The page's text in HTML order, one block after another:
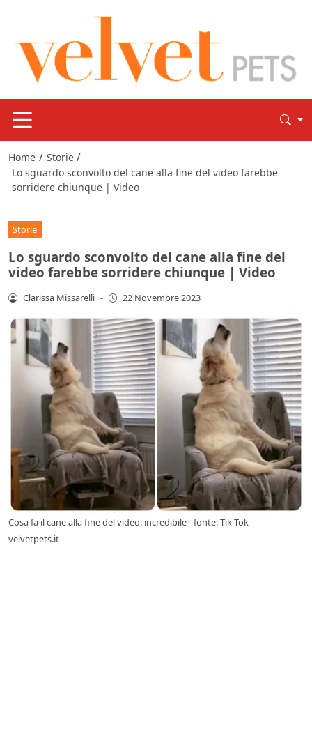
Home / Storie /
Lo sguardo sconvolto del cane alla fine del video farebbe
sorridere chiunque | Video
Storie
Lo sguardo sconvolto del cane alla fine del
video farebbe sorridere chiunque | Video
Clarissa Missarelli - 22 Novembre 2023
Cosa fa il cane alla fine del video: incredibile - fonte: Tik Tok -
velvetpets.it